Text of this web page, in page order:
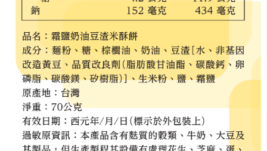
每筆NT$150，滿NT$2,000(含以上)免運費
無印良品門市自取
免運費